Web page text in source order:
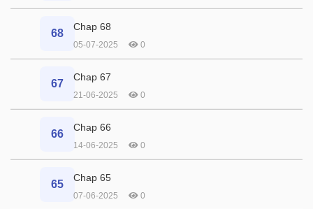
68
Chap 68
05-07-2025 0
67
Chap 67
21-06-2025 0
66
Chap 66
14-06-2025 0
65
Chap 65
07-06-2025 0